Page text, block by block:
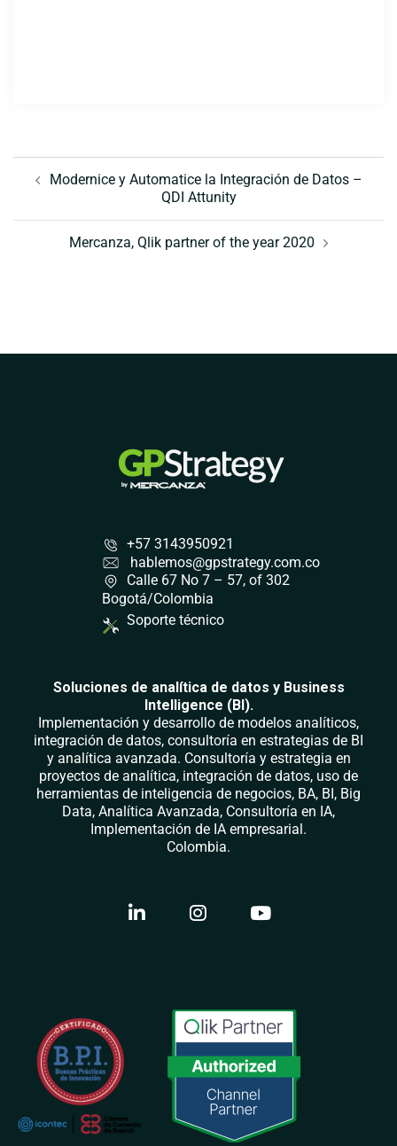
Navegación
de
Modernice y Automatice la Integración de Datos –
QDI Attunity
Mercanza, Qlik partner of the year 2020
+57 3143950921
hablemos@gpstrategy.com.co
Calle 67 No 7 – 57, of 302
Bogotá/Colombia
Soporte técnico
Soluciones de analítica de datos y Business
Intelligence (BI).
Implementación y desarrollo de modelos analíticos,
integración de datos, consultoría en estrategias de BI
y analítica avanzada. Consultoría y estrategia en
proyectos de analítica, integración de datos, uso de
herramientas de inteligencia de negocios, BA, BI, Big
Data, Analítica Avanzada, Consultoría en IA,
Implementación de IA empresarial.
Colombia.